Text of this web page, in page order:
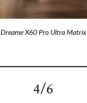
Dreame X60 Pro Ultra Matrix
4/6